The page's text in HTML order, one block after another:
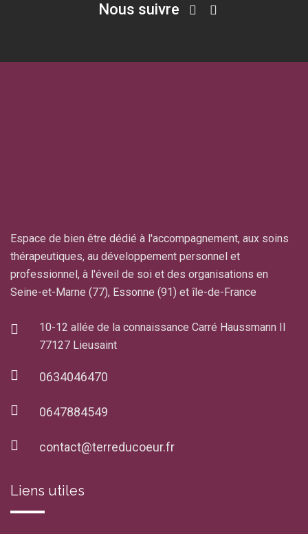
Nous suivre
Espace de bien être dédié à l'accompagnement, aux soins
thérapeutiques, au développement personnel et
professionnel, à l'éveil de soi et des organisations en
Seine-et-Marne (77), Essonne (91) et île-de-France
10-12 allée de la connaissance Carré Haussmann II
77127 Lieusaint
0634046470
0647884549
contact@terreducoeur.fr
Liens utiles